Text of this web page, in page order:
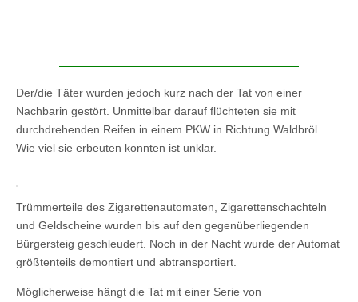
Der/die Täter wurden jedoch kurz nach der Tat von einer
Nachbarin gestört. Unmittelbar darauf flüchteten sie mit
durchdrehenden Reifen in einem PKW in Richtung Waldbröl.
Wie viel sie erbeuten konnten ist unklar.
Trümmerteile des Zigarettenautomaten, Zigarettenschachteln
und Geldscheine wurden bis auf den gegenüberliegenden
Bürgersteig geschleudert. Noch in der Nacht wurde der Automat
größtenteils demontiert und abtransportiert.
Möglicherweise hängt die Tat mit einer Serie von